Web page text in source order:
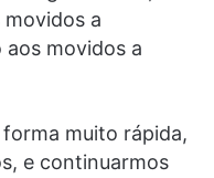
a
movidos a
muito rápida,
e continuarmos